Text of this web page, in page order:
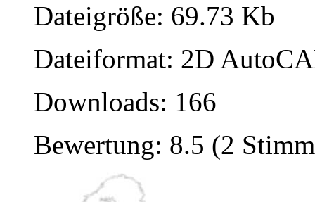
Dateigröße: 69.73 Kb
Dateiformat: 2D
Downloads: 166
Bewertung: 8.5 (2